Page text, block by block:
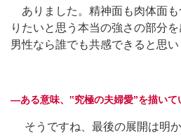
ありました。精神面も肉体面
りたいと思う本当の強さの部分
男性なら誰でも共感できると思い
―ある意味、‟究極の夫婦愛”を描いて
そうですね、最後の展開は明